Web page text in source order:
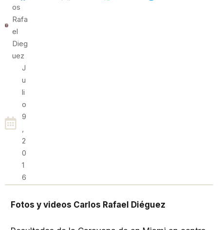
Os
Rafa
El
Dieg
Uez
J
U
Li
O
9
,
2
0
1
6
Fotos y videos Carlos Rafael Diéguez